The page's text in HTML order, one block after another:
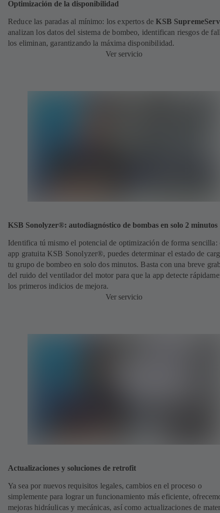
Optimización de la disponibilidad
Reduce las paradas al mínimo: los expertos deKSB SupremeServ
analizan los datos del sistema de bombeo, identifican riesgos de
los eliminan, garantizando la máxima disponibilidad.
Ver servicio
KSB Sonolyzer®: autodiagnóstico de bombas en solo 2 minutos
Identifica tú mismo el potencial de optimización de forma sencilla:
app gratuita KSB Sonolyzer®, puedes determinar el estado de
tu grupo de bombeo en solo dos minutos. Basta con una breve
del ruido del ventilador del motor para que la app detecte
los primeros indicios de mejora.
Ver servicio
Actualizaciones y soluciones de retrofit
Ya sea por nuevos requisitos legales, cambios en el proceso o
simplemente para lograr un funcionamiento más eficiente,
mejoras hidráulicas y mecánicas, así como actualizaciones de